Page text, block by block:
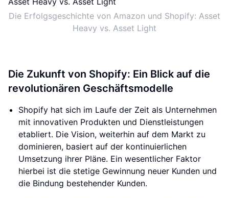
Die Erfolgsgeschichte von Amazon und Shopify: Asset
Heavy vs. Asset Light
Die Zukunft von Shopify: Ein Blick auf die
revolutionären Geschäftsmodelle
Shopify hat sich im Laufe der Zeit als Unternehmen
mit innovativen Produkten und Dienstleistungen
etabliert. Die Vision, weiterhin auf dem Markt zu
dominieren, basiert auf der kontinuierlichen
Umsetzung ihrer Pläne. Ein wesentlicher Faktor
hierbei ist die stetige Gewinnung neuer Kunden und
die Bindung bestehender Kunden.